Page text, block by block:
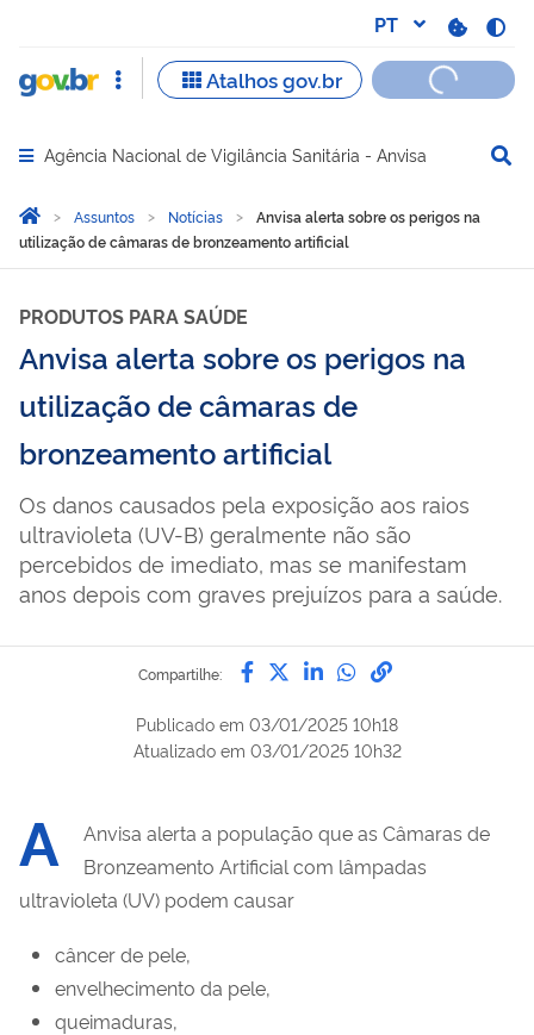
Abrir menu principal de navegação
Agência Nacional de Vigilância Sanitária - Anvisa
Você está aqui:
Página Inicial
Assuntos Notícias
Anvisa alerta sobre os perigos na
utilização de câmaras de bronzeamento artificial
PRODUTOS PARA SAÚDE
Anvisa alerta sobre os perigos na
utilização de câmaras de
bronzeamento artificial
Os danos causados pela exposição aos raios
ultravioleta (UV-B) geralmente não são
percebidos de imediato, mas se manifestam
anos depois com graves prejuízos para a saúde.
Compartilhe: Compartilhe por Facebook
Compartilhe por Twitter
Compartilhe por
Compartilhe
link para
Publicado em 03/01/2025 10h18
Atualizado em 03/01/2025 10h32
A
Anvisa alerta a população que as Câmaras de
Bronzeamento Artificial com lâmpadas
ultravioleta (UV) podem causar
câncer de pele,
envelhecimento da pele,
queimaduras,